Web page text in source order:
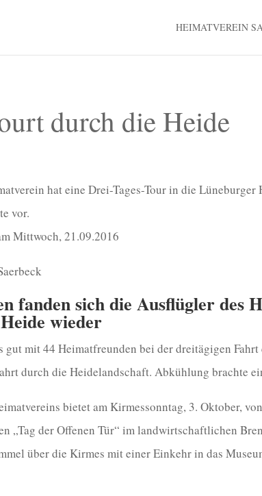
HEIMATVEREIN
durch die Heide
hat eine Drei-Tages-Tour in die
vor.
Mittwoch, 21.09.2016
fanden sich die Ausflügler des
wieder
gut mit 44 Heimatfreunden bei der dreitägigen
durch die Heidelandschaft. Abkühlung brachte
bietet am Kirmessonntag, 3. Oktober,
„Tag der Offenen Tür“ im landwirtschaftlichen
über die Kirmes mit einer Einkehr in das